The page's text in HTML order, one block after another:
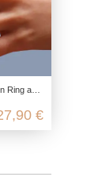
Sterling Silber
€